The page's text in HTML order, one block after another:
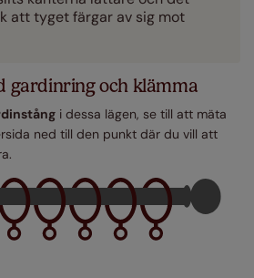
att tyget färgar av sig mot
gardinring och klämma
i dessa lägen, se till att mäta
ned till den punkt där du vill att